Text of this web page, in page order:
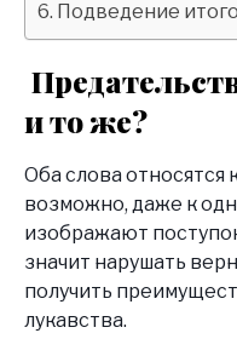
Подведение
и то же?
Оба слова относятся
возможно, даже к
изображают
значит нарушать
получить
лукавства.